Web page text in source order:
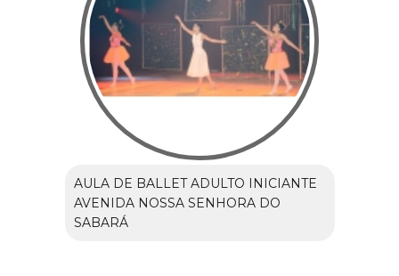
AULA DE BALLET ADULTO INICIANTE
AVENIDA NOSSA SENHORA DO
SABARÁ